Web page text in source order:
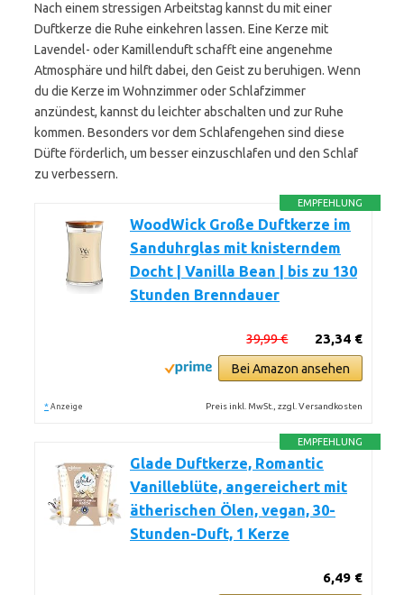
Nach einem stressigen Arbeitstag kannst du mit einer
Duftkerze die Ruhe einkehren lassen. Eine Kerze mit
Lavendel- oder Kamillenduft schafft eine angenehme
Atmosphäre und hilft dabei, den Geist zu beruhigen. Wenn
du die Kerze im Wohnzimmer oder Schlafzimmer
anzündest, kannst du leichter abschalten und zur Ruhe
kommen. Besonders vor dem Schlafengehen sind diese
Düfte förderlich, um besser einzuschlafen und den Schlaf
zu verbessern.
EMPFEHLUNG
WoodWick Große Duftkerze im
Sanduhrglas mit knisterndem
Docht | Vanilla Bean | bis zu 130
Stunden Brenndauer
23,34 €
39,99 €
Bei Amazon ansehen
* Anzeige Preis inkl. MwSt., zzgl. Versandkosten
EMPFEHLUNG
Glade Duftkerze, Romantic
Vanilleblüte, angereichert mit
ätherischen Ölen, vegan, 30-
Stunden-Duft, 1 Kerze
6,49 €